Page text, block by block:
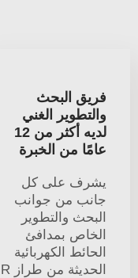
فريق البحث
والتطوير الغني
لديه أكثر من 12
عامًا من الخبرة
يشرف على كل
جانب من جوانب
البحث والتطوير
الخاص بمدافئ
الحائط الكهربائية
الحديثة من طراز R